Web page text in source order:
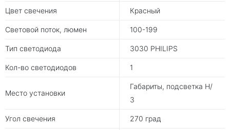
Цвет свечения Красный
Световой поток, люмен 100-199
Тип светодиода 3030 PHILIPS
Кол-во светодиодов 1
Место установки
Габариты, подсветка Н/
З
Угол свечения 270 град